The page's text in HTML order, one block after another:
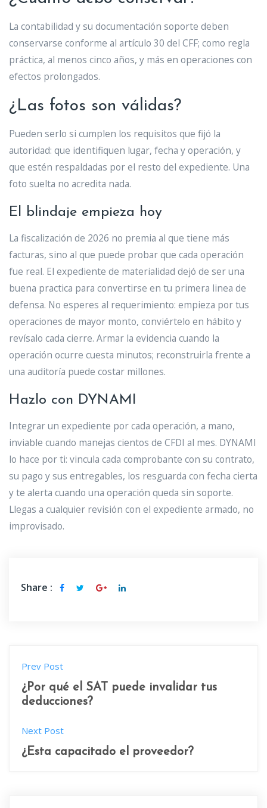
La contabilidad y su documentación soporte deben
conservarse conforme al artículo 30 del CFF; como regla
práctica, al menos cinco años, y más en operaciones con
efectos prolongados.
¿Las fotos son válidas?
Pueden serlo si cumplen los requisitos que fijó la
autoridad: que identifiquen lugar, fecha y operación, y
que estén respaldadas por el resto del expediente. Una
foto suelta no acredita nada.
El blindaje empieza hoy
La fiscalización de 2026 no premia al que tiene más
facturas, sino al que puede probar que cada operación
fue real. El expediente de materialidad dejó de ser una
buena practica para convertirse en tu primera linea de
defensa. No esperes al requerimiento: empieza por tus
operaciones de mayor monto, conviértelo en hábito y
revísalo cada cierre. Armar la evidencia cuando la
operación ocurre cuesta minutos; reconstruirla frente a
una auditoría puede costar millones.
Hazlo con DYNAMI
Integrar un expediente por cada operación, a mano,
inviable cuando manejas cientos de CFDI al mes. DYNAMI
lo hace por ti: vincula cada comprobante con su contrato,
su pago y sus entregables, los resguarda con fecha cierta
y te alerta cuando una operación queda sin soporte.
Llegas a cualquier revisión con el expediente armado, no
improvisado.
Share :
Navegación de entradas
Prev Post
¿Por qué el SAT puede invalidar tus
deducciones?
Next Post
¿Esta capacitado el proveedor?